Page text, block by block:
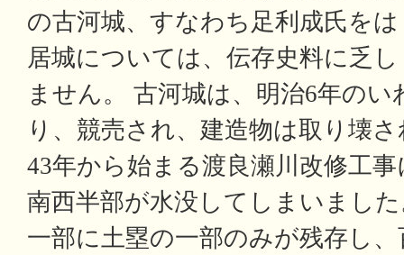
の古河城、すなわち足利成氏を
居城については、伝存史料に乏
ません。 古河城は、明治6年の
り、競売され、建造物は取り壊
43年から始まる渡良瀬川改修工
南西半部が水没してしまいまし
一部に土塁の一部のみが残存し